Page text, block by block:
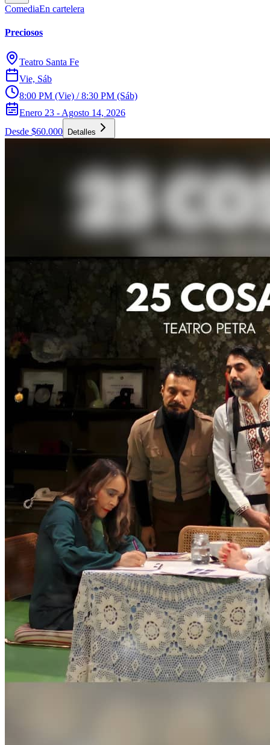
ComediaEn cartelera
Preciosos
Teatro Santa Fe
Vie, Sáb
8:00 PM (Vie) / 8:30 PM (Sáb)
Enero 23 - Agosto 14, 2026
Desde $60.000
Detalles